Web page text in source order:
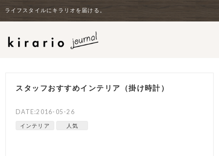
ライフスタイルにキラリオを届ける。
スタッフおすすめインテリア（掛け時計）
DATE:2016-05-26
インテリア 人気